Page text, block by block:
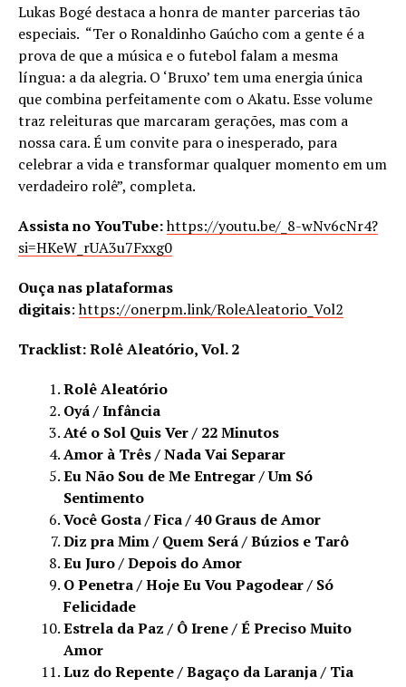
Lukas Bogé destaca a honra de manter parcerias tão
especiais. “Ter o Ronaldinho Gaúcho com a gente é a
prova de que a música e o futebol falam a mesma
língua: a da alegria. O ‘Bruxo’ tem uma energia única
que combina perfeitamente com o Akatu. Esse volume
traz releituras que marcaram gerações, mas com a
nossa cara. É um convite para o inesperado, para
celebrar a vida e transformar qualquer momento em um
verdadeiro rolê”, completa.
Assista no YouTube:https://youtu.be/_8-wNv6cNr4?
si=HKeW_rUA3u7Fxxg0
Ouça nas plataformas
digitais:https://onerpm.link/RoleAleatorio_Vol2
Tracklist: Rolê Aleatório, Vol. 2
Rolê Aleatório
Oyá / Infância
Até o Sol Quis Ver / 22 Minutos
Amor à Três / Nada Vai Separar
Eu Não Sou de Me Entregar / Um Só
Sentimento
Você Gosta / Fica / 40 Graus de Amor
Diz pra Mim / Quem Será / Búzios e Tarô
Eu Juro / Depois do Amor
O Penetra / Hoje Eu Vou Pagodear / Só
Felicidade
Estrela da Paz / Ô Irene / É Preciso Muito
Amor
Luz do Repente / Bagaço da Laranja / Tia